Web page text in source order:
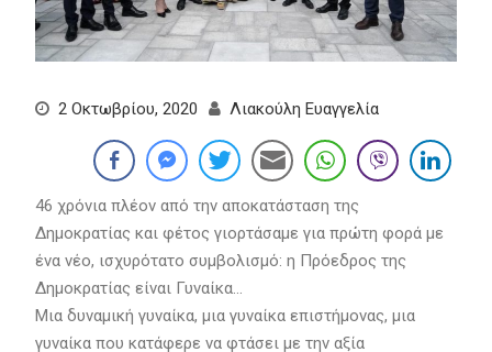
2 Οκτωβρίου, 2020 Λιακούλη Ευαγγελία
46 χρόνια πλέον από την αποκατάσταση της
Δημοκρατίας και φέτος γιορτάσαμε για πρώτη φορά με
ένα νέο, ισχυρότατο συμβολισμό: η Πρόεδρος της
Δημοκρατίας είναι Γυναίκα…
Μια δυναμική γυναίκα, μια γυναίκα επιστήμονας, μια
γυναίκα που κατάφερε να φτάσει με την αξία